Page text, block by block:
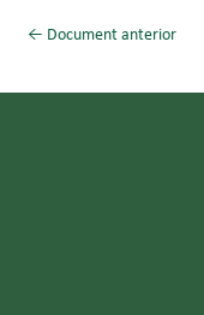
← Document anterior